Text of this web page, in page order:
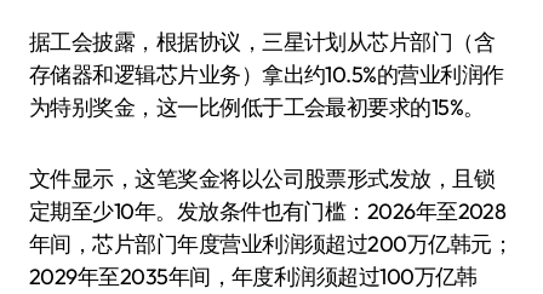
据工会披露，根据协议，三星计划从芯片部门（含
存储器和逻辑芯片业务）拿出约10.5%的营业利润作
为特别奖金，这一比例低于工会最初要求的15%。
文件显示，这笔奖金将以公司股票形式发放，且锁
定期至少10年。发放条件也有门槛：2026年至2028
年间，芯片部门年度营业利润须超过200万亿韩元；
2029年至2035年间，年度利润须超过100万亿韩